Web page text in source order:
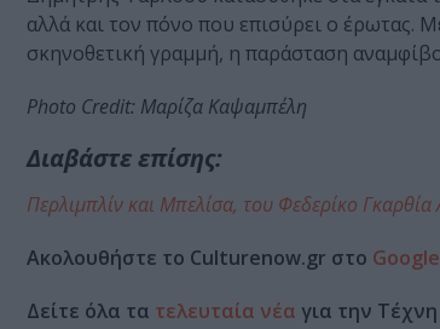
αλλά και τον πόνο που επισύρει ο έρωτας.
σκηνοθετική γραμμή, η παράσταση
Photo Credit: Μαρίζα Καψαμπέλη
Διαβάστε επίσης:
Περλιμπλίν και Μπελίσα, του Φεδερίκο
Ακολουθήστε το Culturenow.gr στο
Δείτε όλα τα τελευταία νέα για την